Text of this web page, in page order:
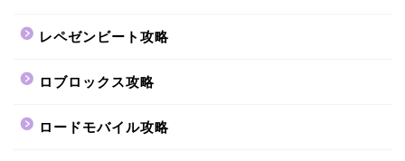
レペゼンビート攻略
ロブロックス攻略
ロードモバイル攻略